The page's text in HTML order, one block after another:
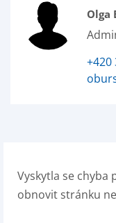
Olga
+420
Vyskytla se chyba
obnovit stránku